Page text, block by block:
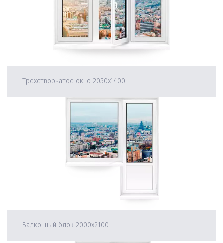
Трехстворчатое окно 2050х1400
Балконный блок 2000х2100